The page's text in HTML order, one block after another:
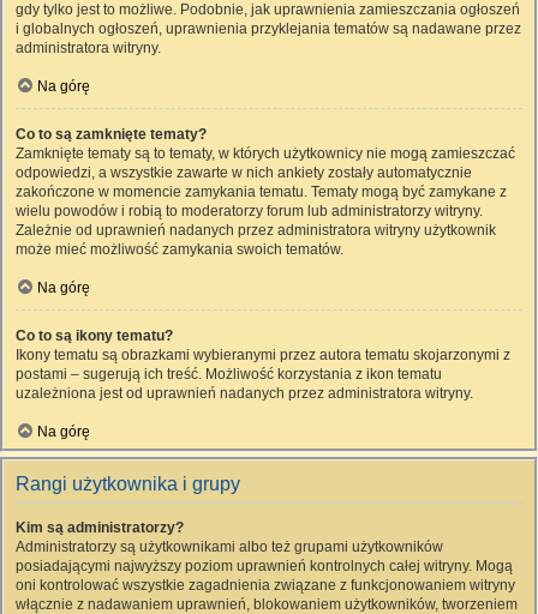
gdy tylko jest to możliwe. Podobnie, jak uprawnienia zamieszczania ogłoszeń
i globalnych ogłoszeń, uprawnienia przyklejania tematów są nadawane przez
administratora witryny.
Na górę
Co to są zamknięte tematy?
Zamknięte tematy są to tematy, w których użytkownicy nie mogą zamieszczać
odpowiedzi, a wszystkie zawarte w nich ankiety zostały automatycznie
zakończone w momencie zamykania tematu. Tematy mogą być zamykane z
wielu powodów i robią to moderatorzy forum lub administratorzy witryny.
Zależnie od uprawnień nadanych przez administratora witryny użytkownik
może mieć możliwość zamykania swoich tematów.
Na górę
Co to są ikony tematu?
Ikony tematu są obrazkami wybieranymi przez autora tematu skojarzonymi z
postami – sugerują ich treść. Możliwość korzystania z ikon tematu
uzależniona jest od uprawnień nadanych przez administratora witryny.
Na górę
Rangi użytkownika i grupy
Kim są administratorzy?
Administratorzy są użytkownikami albo też grupami użytkowników
posiadającymi najwyższy poziom uprawnień kontrolnych całej witryny. Mogą
oni kontrolować wszystkie zagadnienia związane z funkcjonowaniem witryny
włącznie z nadawaniem uprawnień, blokowaniem użytkowników, tworzeniem